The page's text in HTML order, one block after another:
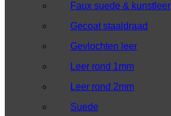
Faux suede & kunstleer
Gecoat staaldraad
Gevlochten leer
Leer rond 1mm
Leer rond 2mm
Suede